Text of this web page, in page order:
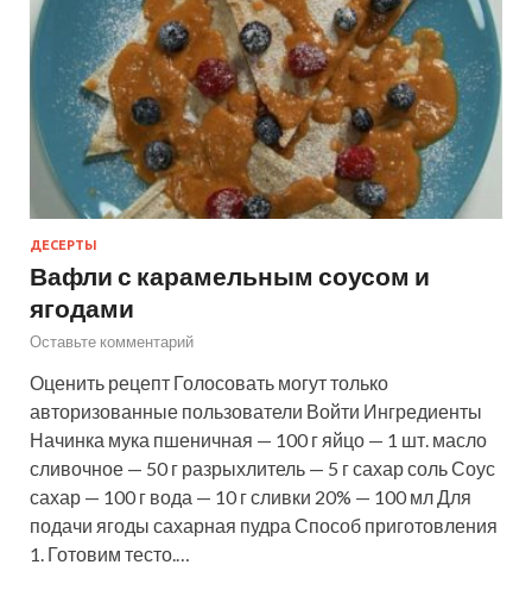
ДЕСЕРТЫ
Вафли с карамельным соусом и
ягодами
Оставьте комментарий
Оценить рецепт Голосовать могут только
авторизованные пользователи Войти Ингредиенты
Начинка мука пшеничная — 100 г яйцо — 1 шт. масло
сливочное — 50 г разрыхлитель — 5 г сахар соль Соус
сахар — 100 г вода — 10 г сливки 20% — 100 мл Для
подачи ягоды сахарная пудра Способ приготовления
1. Готовим тесто.…